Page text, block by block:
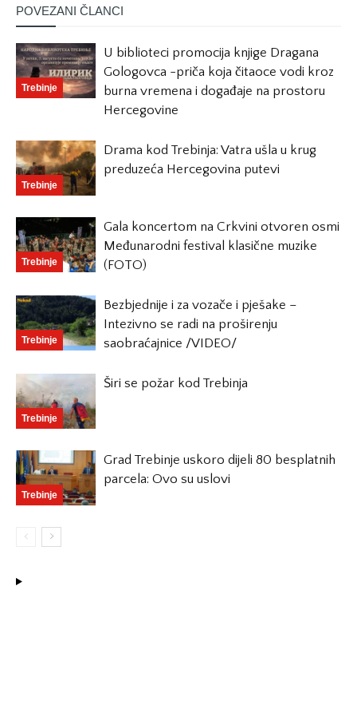
POVEZANI ČLANCI
Trebinje
U biblioteci promocija knjige Dragana
Gologovca -priča koja čitaoce vodi kroz
burna vremena i događaje na prostoru
Hercegovine
Trebinje
Drama kod Trebinja: Vatra ušla u krug
preduzeća Hercegovina putevi
Trebinje
Gala koncertom na Crkvini otvoren osmi
Međunarodni festival klasične muzike
(FOTO)
Trebinje
Bezbjednije i za vozače i pješake –
Intezivno se radi na proširenju
saobraćajnice /VIDEO/
Trebinje
Širi se požar kod Trebinja
Trebinje
Grad Trebinje uskoro dijeli 80 besplatnih
parcela: Ovo su uslovi